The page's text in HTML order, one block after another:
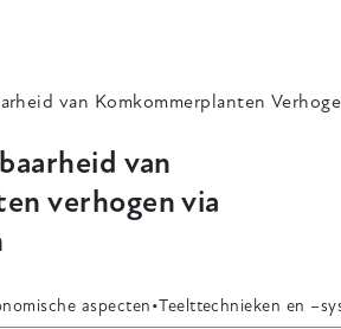
van Komkommerplanten
van
verhogen via
aspecten Teelttechnieken en